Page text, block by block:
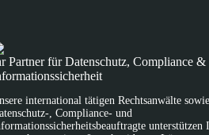
Partner für Datenschutz, Compliance &
international tätigen Rechtsanwälte sowie
, Compliance- und
unterstützen